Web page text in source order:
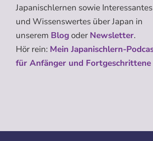
Japanischlernen sowie Interessantes
und Wissenswertes über Japan in
unserem Blogoder Newsletter.
Hör rein: Mein Japanischlern-
für Anfänger und Fortgeschrittene